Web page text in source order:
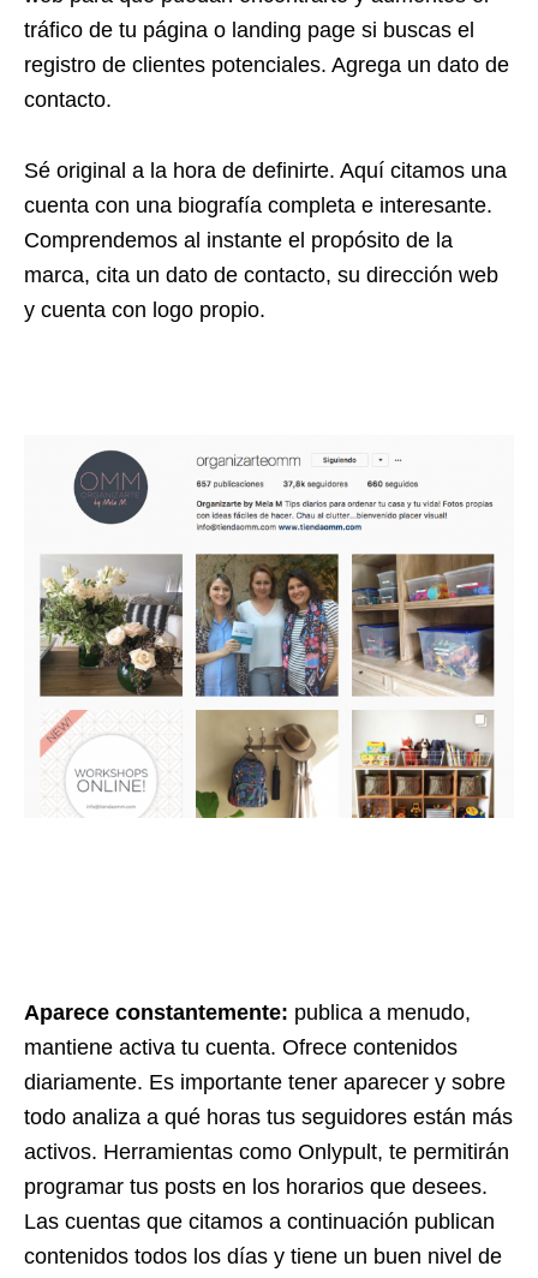
tráfico de tu página o landing page si buscas el
registro de clientes potenciales. Agrega un dato de
contacto.
Sé original a la hora de definirte. Aquí citamos una
cuenta con una biografía completa e interesante.
Comprendemos al instante el propósito de la
marca, cita un dato de contacto, su dirección web
y cuenta con logo propio.
Aparece constantemente: publica a menudo,
mantiene activa tu cuenta. Ofrece contenidos
diariamente. Es importante tener aparecer y sobre
todo analiza a qué horas tus seguidores están más
activos. Herramientas como Onlypult, te permitirán
programar tus posts en los horarios que desees.
Las cuentas que citamos a continuación publican
contenidos todos los días y tiene un buen nivel de